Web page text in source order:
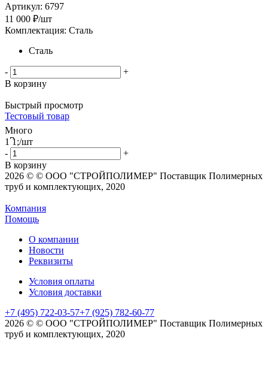
Артикул: 6797
11 000 ₽/шт
Комплектация: Сталь
Сталь
-
+
В корзину
Быстрый просмотр
Тестовый товар
Много
1 ͆1 ;/шт
-
+
В корзину
2026 © © ООО "СТРОЙПОЛИМЕР" Поставщик Полимерных
труб и комплектующих, 2020
Компания
Помощь
О компании
Новости
Реквизиты
Условия оплаты
Условия доставки
+7 (495) 722-03-57+7 (925) 782-60-77
2026 © © ООО "СТРОЙПОЛИМЕР" Поставщик Полимерных
труб и комплектующих, 2020